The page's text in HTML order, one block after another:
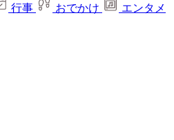
行事 おでかけ
エンタメ